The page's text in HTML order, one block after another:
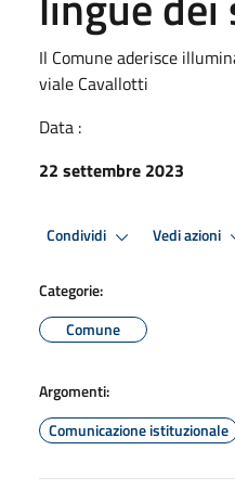
Il Comune aderisce
viale Cavallotti
Data :
22 settembre 2023
Condividi Vedi azioni
Categorie:
Comune
Argomenti:
Comunicazione istituzionale